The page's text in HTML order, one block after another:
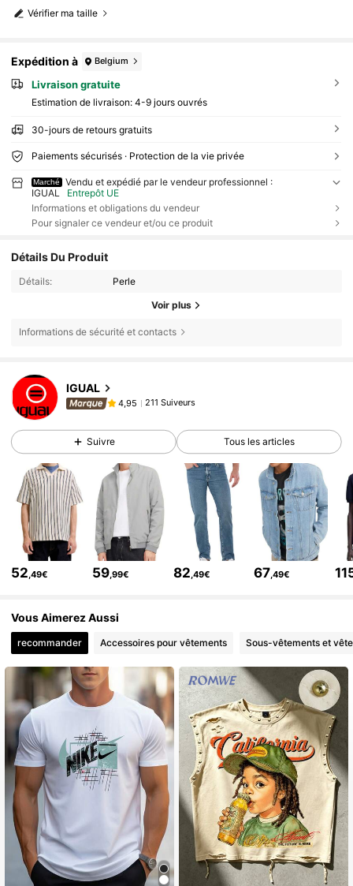
Vérifier ma taille
Expédition à Belgium
Livraison gratuite
Estimation de livraison: 4-9 jours ouvrés
30-jours de retours gratuits
Paiements sécurisés · Protection de la vie privée
Marché
Vendu et expédié par le vendeur professionnel :
IGUAL
Entrepôt UE
Informations et obligations du vendeur
Pour signaler ce vendeur et/ou ce produit
Détails Du Produit
Détails: Perle
Voir plus
Informations de sécurité et contacts
IGUAL
4,95 211 Suiveurs
Suivre Tous les articles
52,49€ 59,99€ 82,49€ 67,49€
Vous Aimerez Aussi
recommander Accessoires pour vêtements Sous-vêtements et